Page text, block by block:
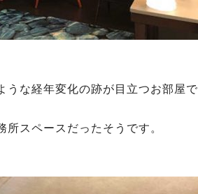
うな経年変化の跡が目立つお部屋で
スペースだったそうです。